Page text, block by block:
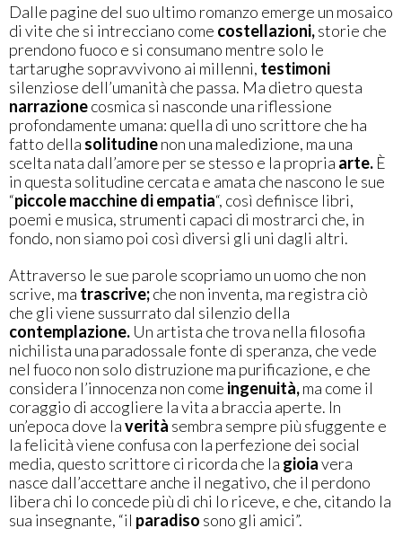
Dalle pagine del suo ultimo romanzo emerge un mosaico
di vite che si intrecciano come costellazioni,storie che
prendono fuoco e si consumano mentre solo le
tartarughe sopravvivono ai millenni, testimoni
silenziose dell’umanità che passa. Ma dietro questa
narrazionecosmica si nasconde una riflessione
profondamente umana: quella di uno scrittore che ha
fatto della solitudinenon una maledizione, ma una
scelta nata dall’amore per se stesso e la propria arte. È
in questa solitudine cercata e amata che nascono le sue
“piccole macchine di empatia“, così definisce libri,
poemi e musica, strumenti capaci di mostrarci che, in
fondo, non siamo poi così diversi gli uni dagli altri.
Attraverso le sue parole scopriamo un uomo che non
scrive, ma trascrive;che non inventa, ma registra ciò
che gli viene sussurrato dal silenzio della
contemplazione. Un artista che trova nella filosofia
nichilista una paradossale fonte di speranza, che vede
nel fuoco non solo distruzione ma purificazione, e che
considera l’innocenza non come ingenuità,ma come il
coraggio di accogliere la vita a braccia aperte. In
un’epoca dove laverità sembra sempre più sfuggente e
la felicità viene confusa con la perfezione dei social
media, questo scrittore ci ricorda che la gioiavera
nasce dall’accettare anche il negativo, che il perdono
libera chi lo concede più di chi lo riceve, e che, citando la
sua insegnante, “il paradiso sono gli amici”.